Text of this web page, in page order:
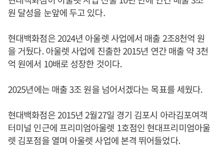
원 달성을 눈앞에 두고 있다.
현대백화점은 2024년 아울렛 사업에서 매출 2조8천억 원
을 거뒀다. 아울렛 사업에 진출한 2015년 연간 매출 약 3천
억 원에서 10배로 성장한 것이다.
2025년에는 매출 3조 원을 넘어서겠다는 목표를 세웠다.
현대백화점은 2015년 2월27일 경기 김포시 아라김포여객
터미널 인근에 프리미엄아울렛 1호점인 현대프리미엄아울
렛 김포점을 열며 아울렛 사업에 본격 뛰어들었다.